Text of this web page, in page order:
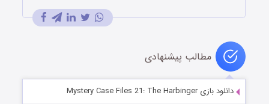
مطالب پیشنهادی
دانلود بازی Mystery Case Files 21: The Harbinger